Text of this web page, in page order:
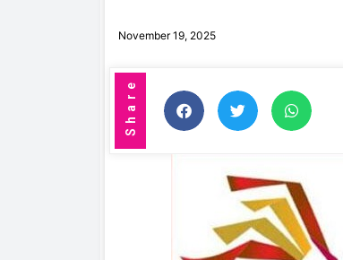
November 19, 2025
Share